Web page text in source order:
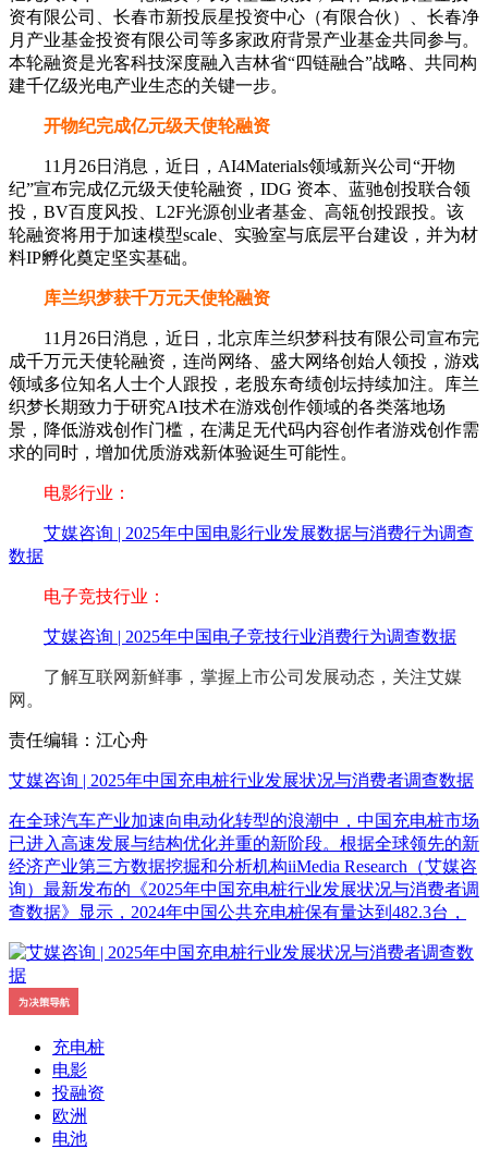
资有限公司、长春市新投辰星投资中心（有限合伙）、长春净
月产业基金投资有限公司等多家政府背景产业基金共同参与。
本轮融资是光客科技深度融入吉林省“四链融合”战略、共同构
建千亿级光电产业生态的关键一步。
开物纪完成亿元级天使轮融资
11月26日消息，近日，AI4Materials领域新兴公司“开物
纪”宣布完成亿元级天使轮融资，IDG 资本、蓝驰创投联合领
投，BV百度风投、L2F光源创业者基金、高瓴创投跟投。该
轮融资将用于加速模型scale、实验室与底层平台建设，并为材
料IP孵化奠定坚实基础。
库兰织梦获千万元天使轮融资
11月26日消息，近日，北京库兰织梦科技有限公司宣布完
成千万元天使轮融资，连尚网络、盛大网络创始人领投，游戏
领域多位知名人士个人跟投，老股东奇绩创坛持续加注。库兰
织梦长期致力于研究AI技术在游戏创作领域的各类落地场
景，降低游戏创作门槛，在满足无代码内容创作者游戏创作需
求的同时，增加优质游戏新体验诞生可能性。
电影行业：
艾媒咨询 | 2025年中国电影行业发展数据与消费行为调查
数据
电子竞技行业：
艾媒咨询 | 2025年中国电子竞技行业消费行为调查数据
了解互联网新鲜事，掌握上市公司发展动态，关注艾媒
网。
责任编辑：江心舟
艾媒咨询 | 2025年中国充电桩行业发展状况与消费者调查数据
在全球汽车产业加速向电动化转型的浪潮中，中国充电桩市场
已进入高速发展与结构优化并重的新阶段。根据全球领先的新
经济产业第三方数据挖掘和分析机构iiMedia Research（艾媒咨
询）最新发布的《2025年中国充电桩行业发展状况与消费者调
查数据》显示，2024年中国公共充电桩保有量达到482.3台，
充电桩
电影
投融资
欧洲
电池